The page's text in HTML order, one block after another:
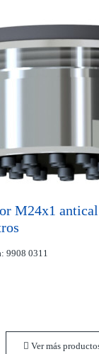
M24x1
9908 0311
Ver más